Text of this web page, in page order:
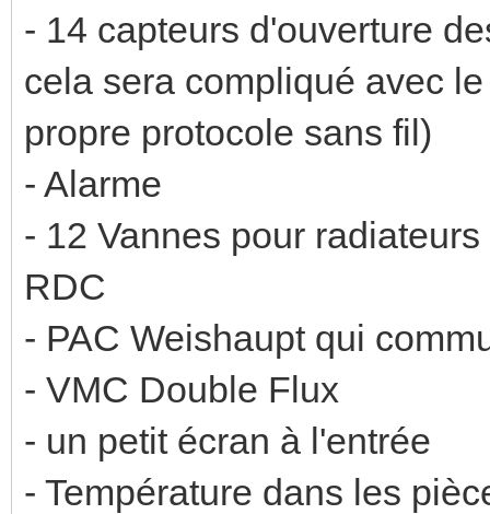
- 14 capteurs d'ouverture
cela sera compliqué avec
propre protocole sans fil)
- Alarme
- 12 Vannes pour
RDC
- PAC Weishaupt qui
- VMC Double Flux
- un petit écran à l'entrée
- Température dans les